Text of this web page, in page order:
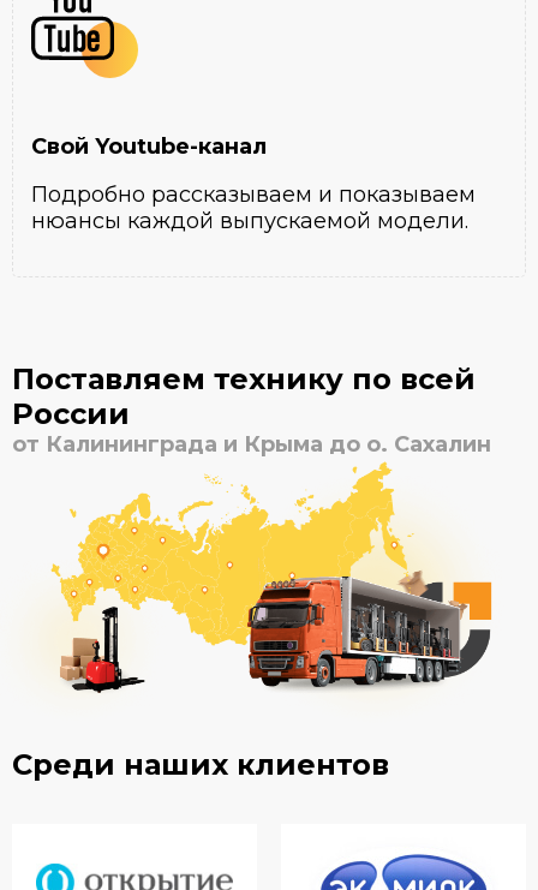
Свой Youtube-канал
Подробно рассказываем и показываем
нюансы каждой выпускаемой модели.
Поставляем технику по всей
России
от Калининграда и Крыма до о. Сахалин
Среди наших клиентов